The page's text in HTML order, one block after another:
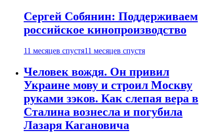
Сергей Собянин: Поддерживаем
российское кинопроизводство
11 месяцев спустя11 месяцев спустя
Человек вождя. Он привил
Украине мову и строил Москву
руками зэков. Как слепая вера в
Сталина вознесла и погубила
Лазаря Кагановича